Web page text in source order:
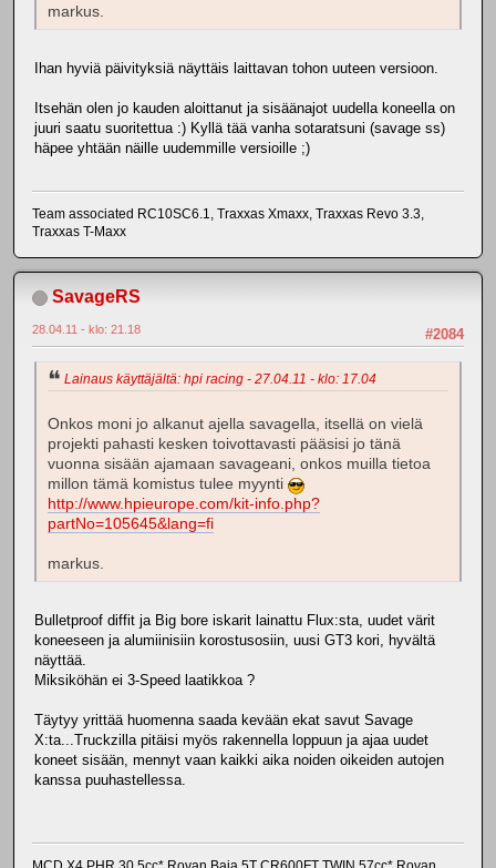
markus.
Ihan hyviä päivityksiä näyttäis laittavan tohon uuteen versioon.
Itsehän olen jo kauden aloittanut ja sisäänajot uudella koneella on
juuri saatu suoritettua :) Kyllä tää vanha sotaratsuni (savage ss)
häpee yhtään näille uudemmille versioille ;)
Team associated RC10SC6.1, Traxxas Xmaxx, Traxxas Revo 3.3,
Traxxas T-Maxx
SavageRS
#2084
28.04.11 - klo: 21.18
Lainaus käyttäjältä: hpi racing - 27.04.11 - klo: 17.04
Onkos moni jo alkanut ajella savagella, itsellä on vielä
projekti pahasti kesken toivottavasti pääsisi jo tänä
vuonna sisään ajamaan savageani, onkos muilla tietoa
millon tämä komistus tulee myynti
http://www.hpieurope.com/kit-info.php?
partNo=105645&lang=fi
markus.
Bulletproof diffit ja Big bore iskarit lainattu Flux:sta, uudet värit
koneeseen ja alumiinisiin korostusosiin, uusi GT3 kori, hyvältä
näyttää.
Miksiköhän ei 3-Speed laatikkoa ?
Täytyy yrittää huomenna saada kevään ekat savut Savage
X:ta...Truckzilla pitäisi myös rakennella loppuun ja ajaa uudet
koneet sisään, mennyt vaan kaikki aika noiden oikeiden autojen
kanssa puuhastellessa.